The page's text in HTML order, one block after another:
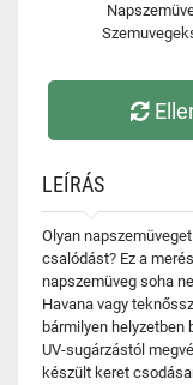
LEÍRÁS
Olyan
csalódást? Ez a
napszemüveg soha
Havana vagy
bármilyen
UV-sugárzástól
készült keret